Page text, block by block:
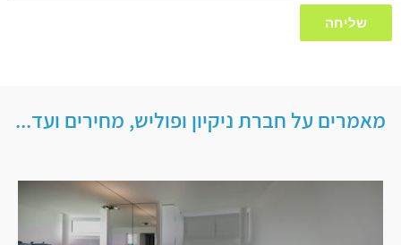
שליחה
מאמרים על חברת ניקיון ופוליש, מחירים ועד...